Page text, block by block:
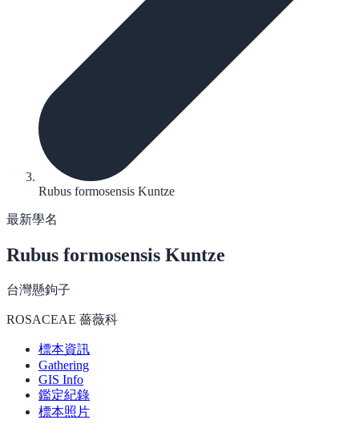
Rubus formosensis Kuntze
最新學名
Rubus formosensis Kuntze
台灣懸鉤子
ROSACEAE 薔薇科
標本資訊
Gathering
GIS Info
鑑定紀錄
標本照片